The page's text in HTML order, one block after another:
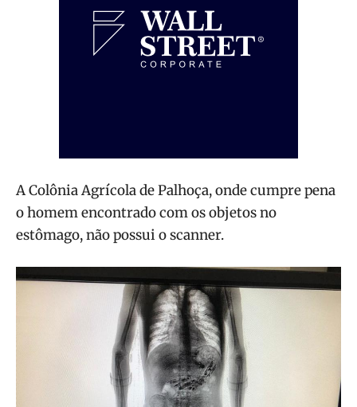
A Colônia Agrícola de Palhoça, onde cumpre pena
o homem encontrado com os objetos no
estômago, não possui o scanner.